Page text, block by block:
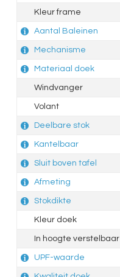
Kleur frame
Aantal Baleinen
Mechanisme
Materiaal doek
Windvanger
Volant
Deelbare stok
Kantelbaar
Sluit boven tafel
Afmeting
Stokdikte
Kleur doek
In hoogte verstelbaar
UPF-waarde